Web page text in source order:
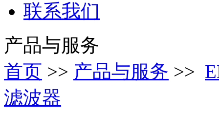
联系我们
产品与服务
首页 >> 产品与服务 >>
滤波器